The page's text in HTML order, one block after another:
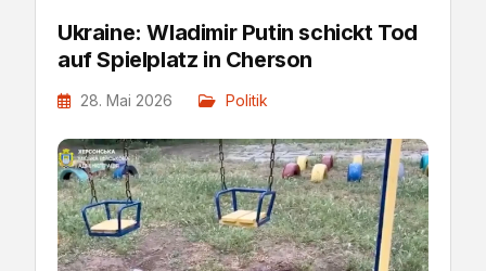
Ukraine: Wladimir Putin schickt Tod
auf Spielplatz in Cherson
28. Mai 2026 Politik